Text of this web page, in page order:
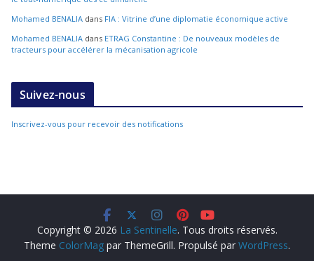
Mohamed BENALIA dans FIA : Vitrine d’une diplomatie économique active
Mohamed BENALIA dans ETRAG Constantine : De nouveaux modèles de
tracteurs pour accélérer la mécanisation agricole
Suivez-nous
Inscrivez-vous pour recevoir des notifications
Copyright © 2026 La Sentinelle. Tous droits réservés.
Theme ColorMag par ThemeGrill. Propulsé par WordPress.